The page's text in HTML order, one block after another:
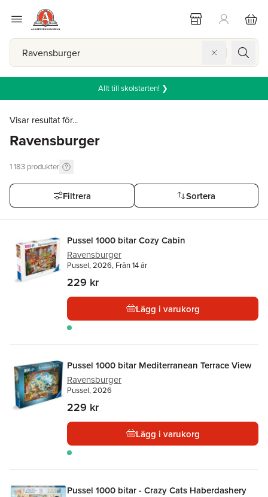
Allt till skolstarten! ❯
Visar resultat för...
Ravensburger
1 183 produkter
Filtrera Sortera
Pussel 1000 bitar Cozy Cabin
Ravensburger
Pussel, 2026, Från 14 år
229 kr
Lägg i varukorg
Pussel 1000 bitar Mediterranean Terrace View
Ravensburger
Pussel, 2026
229 kr
Lägg i varukorg
Pussel 1000 bitar - Crazy Cats Haberdashery